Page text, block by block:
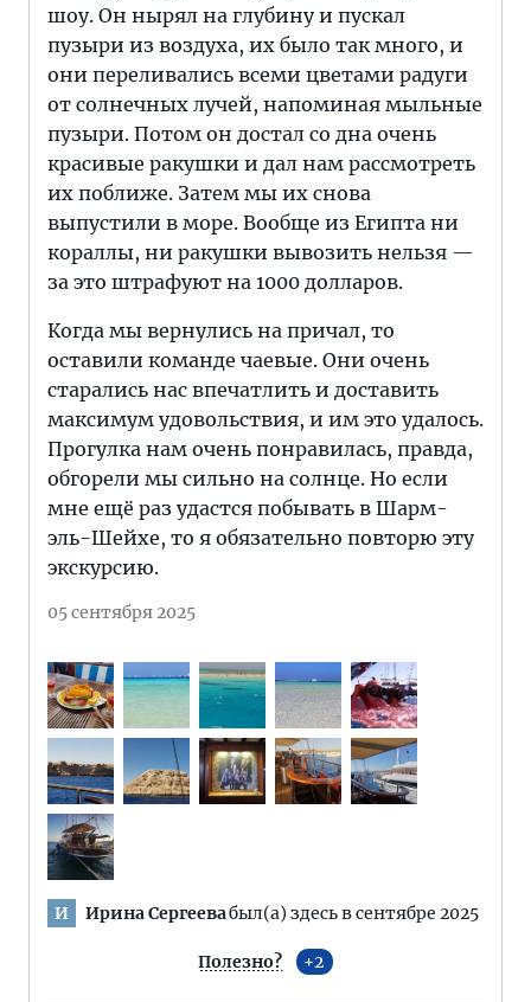
шоу. Он нырял на глубину и пускал
пузыри из воздуха, их было так много, и
они переливались всеми цветами радуги
от солнечных лучей, напоминая мыльные
пузыри. Потом он достал со дна очень
красивые ракушки и дал нам рассмотреть
их поближе. Затем мы их снова
выпустили в море. Вообще из Египта ни
кораллы, ни ракушки вывозить нельзя —
за это штрафуют на 1000 долларов.
Когда мы вернулись на причал, то
оставили команде чаевые. Они очень
старались нас впечатлить и доставить
максимум удовольствия, и им это удалось.
Прогулка нам очень понравилась, правда,
обгорели мы сильно на солнце. Но если
мне ещё раз удастся побывать в Шарм-
эль-Шейхе, то я обязательно повторю эту
экскурсию.
05 сентября 2025
И Ирина Сергеевабыл(а) здесь в сентябре 2025
Полезно? 2